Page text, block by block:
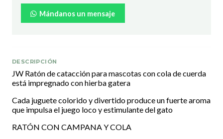
Mándanos un mensaje
DESCRIPCIÓN
JW Ratón de catacción para mascotas con cola de cuerda
está impregnado con hierba gatera
Cada juguete colorido y divertido produce un fuerte aroma
que impulsa el juego loco y estimulante del gato
RATÓN CON CAMPANA Y COLA